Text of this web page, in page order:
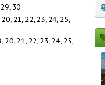
30
21, 22, 23, 24, 25,
20, 21, 22, 23, 24, 25,